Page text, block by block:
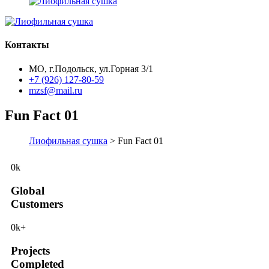
Контакты
МО, г.Подольск, ул.Горная 3/1
+7 (926) 127-80-59
mzsf@mail.ru
Fun Fact 01
Лиофильная сушка > Fun Fact 01
0k
Global
Customers
0k+
Projects
Completed